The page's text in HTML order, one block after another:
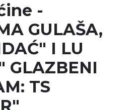
-
GULAŠA,
I LU
GLAZBENI
TS